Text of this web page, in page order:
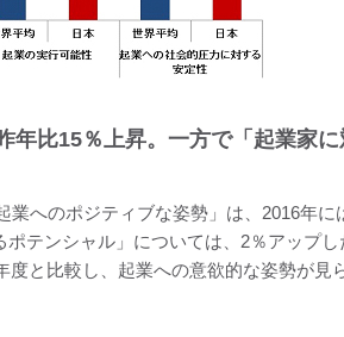
年比15％上昇。一方で「起業家
へのポジティブな姿勢」は、2016年
テンシャル」については、2％アップし
と比較し、起業への意欲的な姿勢が見